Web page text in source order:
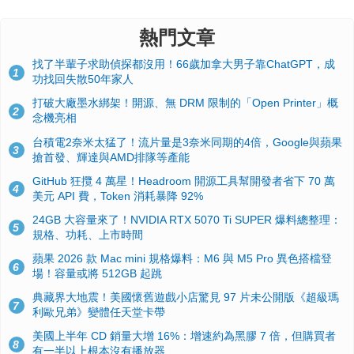
熱門文章
1
找了半輩子求助偵探都沒用！66歲加拿大男子靠ChatGPT，成
功找回失散50年家人
2
打破大廠墨水綁架！開源、無 DRM 限制的「Open Printer」概
念機亮相
3
台積電2奈米太猛了！流片量是3奈米同期的4倍，Google與蘋果
搶首發、輝達與AMD排隊等產能
4
GitHub 狂攬 4 萬星！Headroom 開源工具幫開發者省下 70 萬
美元 API 費，Token 消耗暴降 92%
5
24GB 大容量來了！NVIDIA RTX 5070 Ti SUPER 爆料總整理：
規格、功耗、上市時間
6
蘋果 2026 款 Mac mini 規格爆料：M6 與 M5 Pro 異色搭檔登
場！容量或將 512GB 起跳
7
典藏界大地震！美國懷舊遊戲小店驚見 97 片未公開版《超級瑪
利歐兄弟》變體任天堂卡帶
8
美國上半年 CD 銷量大增 16%：增速約為黑膠 7 倍，但購買者
有一半以上根本沒有播放器